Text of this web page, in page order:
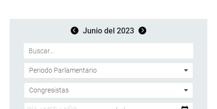
Junio del 2023